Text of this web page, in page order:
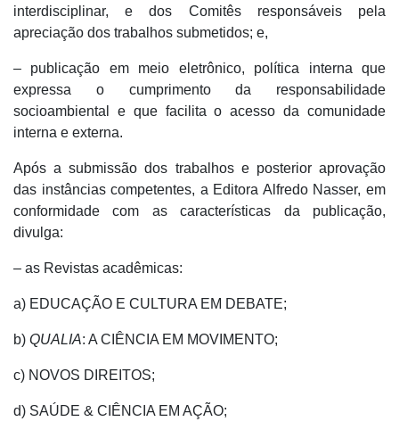
interdisciplinar, e dos Comitês responsáveis pela
apreciação dos trabalhos submetidos; e,
– publicação em meio eletrônico, política interna que
expressa o cumprimento da responsabilidade
socioambiental e que facilita o acesso da comunidade
interna e externa.
Após a submissão dos trabalhos e posterior aprovação
das instâncias competentes, a Editora Alfredo Nasser, em
conformidade com as características da publicação,
divulga:
– as Revistas acadêmicas:
a) EDUCAÇÃO E CULTURA EM DEBATE;
b) QUALIA: A CIÊNCIA EM MOVIMENTO;
c) NOVOS DIREITOS;
d) SAÚDE & CIÊNCIA EM AÇÃO;